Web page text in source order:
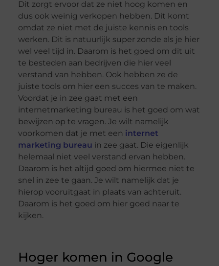
Dit zorgt ervoor dat ze niet hoog komen en
dus ook weinig verkopen hebben. Dit komt
omdat ze niet met de juiste kennis en tools
werken. Dit is natuurlijk super zonde als je hier
wel veel tijd in. Daarom is het goed om dit uit
te besteden aan bedrijven die hier veel
verstand van hebben. Ook hebben ze de
juiste tools om hier een succes van te maken.
Voordat je in zee gaat met een
internetmarketing bureau is het goed om wat
bewijzen op te vragen. Je wilt namelijk
voorkomen dat je met een internet
marketing bureau in zee gaat. Die eigenlijk
helemaal niet veel verstand ervan hebben.
Daarom is het altijd goed om hiermee niet te
snel in zee te gaan. Je wilt namelijk dat je
hierop vooruitgaat in plaats van achteruit.
Daarom is het goed om hier goed naar te
kijken.
Hoger komen in Google